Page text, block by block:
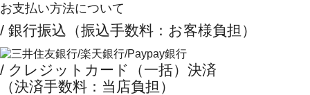
お支払い方法について
/ 銀行振込（振込手数料：お客様負担）
/ クレジットカード（一括）決済
（決済手数料：当店負担）